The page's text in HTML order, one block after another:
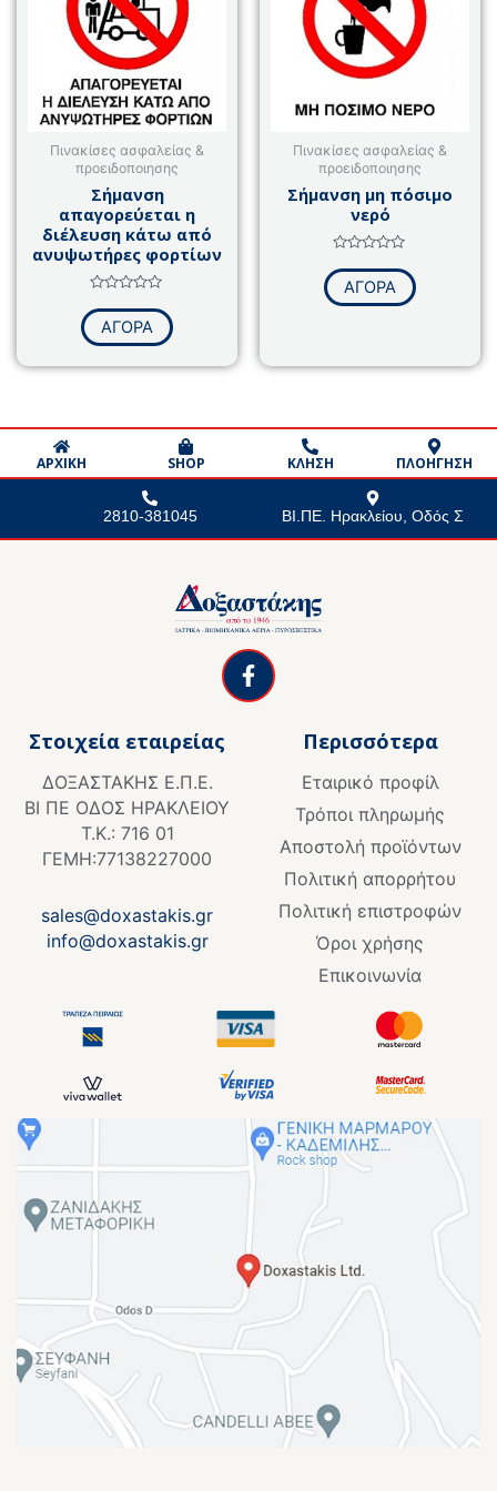
Πινακίσες ασφαλείας &
προειδοποιησης
Σήμανση
απαγορεύεται η
διέλευση κάτω από
ανυψωτήρες φορτίων
με
από
ΑΓΟΡΑ
Πινακίσες ασφαλείας &
προειδοποιησης
Σήμανση μη πόσιμο
νερό
με
από
ΑΓΟΡΑ
ΑΡΧΙΚΗ SHOP ΚΛΗΣΗ ΠΛΟΗΓΗΣΗ
2810-381045 ΒΙ.ΠΕ. Ηρακλείου, Οδός Σ
F
a
c
Στοιχεία εταιρείας
ΔΟΞΑΣΤΑΚΗΣ Ε.Π.Ε.
ΒΙ ΠΕ ΟΔΟΣ ΗΡΑΚΛΕΙΟΥ
Τ.Κ.: 716 01
ΓΕΜΗ:77138227000
sales@doxastakis.gr
info@doxastakis.gr
Περισσότερα
Εταιρικό προφίλ
Τρόποι πληρωμής
Αποστολή προϊόντων
Πολιτική απορρήτου
Πολιτική επιστροφών
Όροι χρήσης
Επικοινωνία